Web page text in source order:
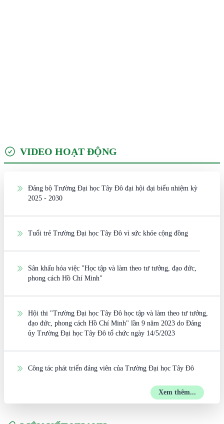
VIDEO HOẠT ĐỘNG
Đảng bộ Trường Đại học Tây Đô đại hội đại biểu nhiệm kỳ
2025 - 2030
Tuổi trẻ Trường Đại học Tây Đô vì sức khỏe cộng đồng
Sân khấu hóa việc "Học tập và làm theo tư tưởng, đạo đức,
phong cách Hồ Chí Minh"
Hội thi "Trường Đại học Tây Đô học tập và làm theo tư tưởng,
đạo đức, phong cách Hồ Chí Minh" lần 9 năm 2023 do Đảng
ủy Trường Đại học Tây Đô tổ chức ngày 14/5/2023
Công tác phát triển đảng viên của Trường Đại học Tây Đô
Xem thêm...